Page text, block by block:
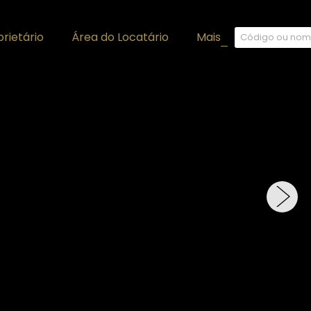
Mais
Área do Locatário
›